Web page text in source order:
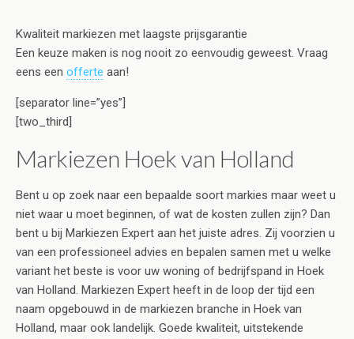
Kwaliteit markiezen met laagste prijsgarantie
Een keuze maken is nog nooit zo eenvoudig geweest. Vraag
eens een offerte aan!
[separator line=”yes”]
[two_third]
Markiezen Hoek van Holland
Bent u op zoek naar een bepaalde soort markies maar weet u
niet waar u moet beginnen, of wat de kosten zullen zijn? Dan
bent u bij Markiezen Expert aan het juiste adres. Zij voorzien u
van een professioneel advies en bepalen samen met u welke
variant het beste is voor uw woning of bedrijfspand in Hoek
van Holland. Markiezen Expert heeft in de loop der tijd een
naam opgebouwd in de markiezen branche in Hoek van
Holland, maar ook landelijk. Goede kwaliteit, uitstekende